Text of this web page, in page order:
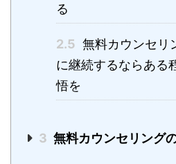
る
2.5 無料カウンセリ
に継続するならある
悟を
3 無料カウンセリング